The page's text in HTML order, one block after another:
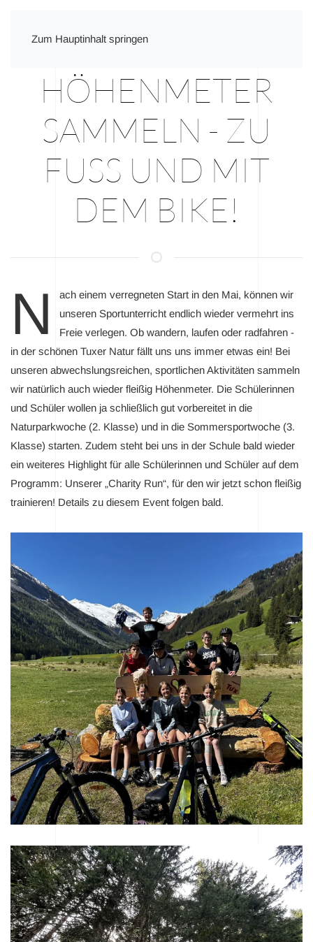
Zum Hauptinhalt springen
HÖHENMETER
SAMMELN - ZU
FUSS UND MIT D
EM BIKE!
N
ach einem verregneten Start in den Mai, können wir
unseren Sportunterricht endlich wieder vermehrt ins
Freie verlegen. Ob wandern, laufen oder radfahren -
in der schönen Tuxer Natur fällt uns uns immer etwas ein! Bei
unseren abwechslungsreichen, sportlichen Aktivitäten sammeln
wir natürlich auch wieder fleißig Höhenmeter. Die Schülerinnen
und Schüler wollen ja schließlich gut vorbereitet in die
Naturparkwoche (2. Klasse) und in die Sommersportwoche (3.
Klasse) starten. Zudem steht bei uns in der Schule bald wieder
ein weiteres Highlight für alle Schülerinnen und Schüler auf dem
Programm: Unserer „Charity Run“, für den wir jetzt schon fleißig
trainieren! Details zu diesem Event folgen bald.